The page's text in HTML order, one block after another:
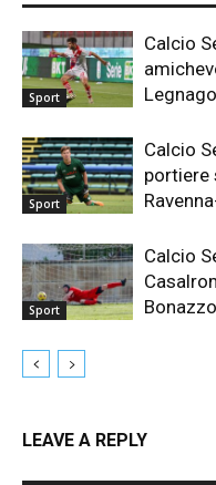
Sport
Calcio
Sport
Calcio
portiere
Sport
Calcio
LEAVE A REPLY